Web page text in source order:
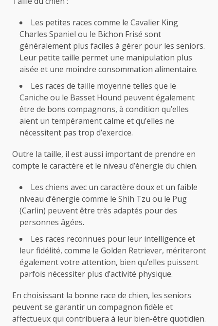
Les petites races comme le Cavalier King
Charles Spaniel ou le Bichon Frisé sont
généralement plus faciles à gérer pour les seniors.
Leur petite taille permet une manipulation plus
aisée et une moindre consommation alimentaire.
Les races de taille moyenne telles que le
Caniche ou le Basset Hound peuvent également
être de bons compagnons, à condition qu’elles
aient un tempérament calme et qu’elles ne
nécessitent pas trop d’exercice.
Outre la taille, il est aussi important de prendre en
compte le caractère et le niveau d’énergie du chien.
Les chiens avec un caractère doux et un faible
niveau d’énergie comme le Shih Tzu ou le Pug
(Carlin) peuvent être très adaptés pour des
personnes âgées.
Les races reconnues pour leur intelligence et
leur fidélité, comme le Golden Retriever, mériteront
également votre attention, bien qu’elles puissent
parfois nécessiter plus d’activité physique.
En choisissant la bonne race de chien, les seniors
peuvent se garantir un compagnon fidèle et
affectueux qui contribuera à leur bien-être quotidien.